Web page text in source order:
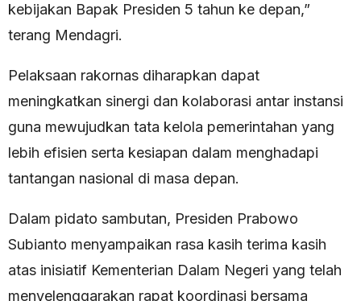
kebijakan Bapak Presiden 5 tahun ke depan,”
terang Mendagri.
Pelaksaan rakornas diharapkan dapat
meningkatkan sinergi dan kolaborasi antar instansi
guna mewujudkan tata kelola pemerintahan yang
lebih efisien serta kesiapan dalam menghadapi
tantangan nasional di masa depan.
Dalam pidato sambutan, Presiden Prabowo
Subianto menyampaikan rasa kasih terima kasih
atas inisiatif Kementerian Dalam Negeri yang telah
menyelenggarakan rapat koordinasi bersama